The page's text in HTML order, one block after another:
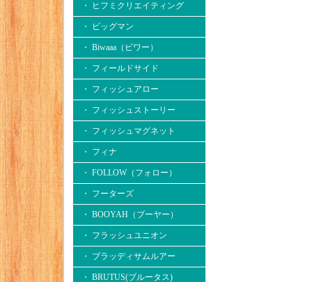
・ ヒフミクリエイティング
・ ビッグマン
・ Biwaaa（ビワー）
・ フィールドサイド
・ フィッシュアロー
・ フィッシュストーリー
・ フィッシュマグネット
・ フィナ
・ FOLLOW（フォロー）
・ フーターズ
・ BOOYAH（ブーヤー）
・ フラッシュユニオン
・ ブラッディサムルアー
・ BRUTUS(ブルータス)